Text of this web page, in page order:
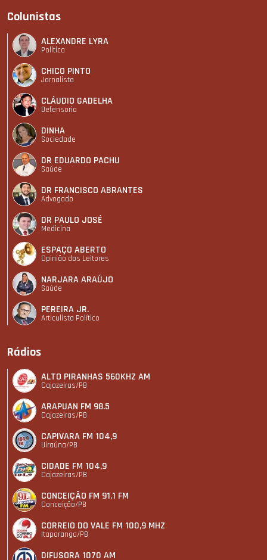
Colunistas
ALEXANDRE LYRA
Política
CHICO PINTO
Jornalista
CLÁUDIO GADELHA
Defensoria
DINHA
Sociedade
DR EDUARDO PACHU
Saúde
DR FRANCISCO ABRANTES
Advogado
DR PAULO JOSÉ
Medicina
ESPAÇO ABERTO
Opinião dos Leitores
NARJARA ARAÚJO
Saúde
PEREIRA JR.
Articulista Polí­tico
Rádios
ALTO PIRANHAS 560KHZ AM
Cajazeiras/PB
ARAPUAN FM 98.5
Cajazeiras/PB
CAPIVARA FM 104,9
Uiraúna/PB
CIDADE FM 104,9
Cajazeiras/PB
CONCEIÇÃO FM 91.1 FM
Conceição/PB
CORREIO DO VALE FM 100,9 MHZ
Itaporanga/PB
DIFUSORA 1070 AM